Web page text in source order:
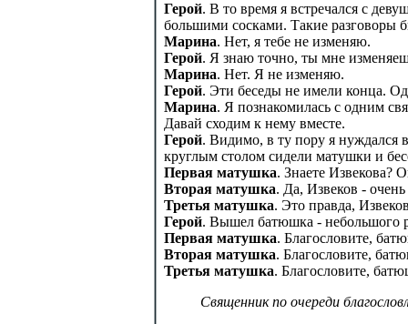
Герой. В то время я встречался с
большими сосками. Такие разговоры
Марина. Нет, я тебе не изменяю.
Герой. Я знаю точно, ты мне
Марина. Нет. Я не изменяю.
Герой. Эти беседы не имели конца.
Марина. Я познакомилась с одним
Давай сходим к нему вместе.
Герой. Видимо, в ту пору я нуждался
круглым столом сидели матушки и
Первая матушка. Знаете Извекова?
Вторая матушка. Да, Извеков -
Третья матушка. Это правда,
Герой. Вышел батюшка - небольшого
Первая матушка. Благословите,
Вторая матушка. Благословите,
Третья матушка. Благословите,
Священник по очереди